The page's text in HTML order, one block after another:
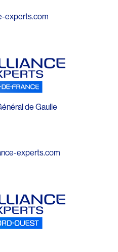
experts.com
de Gaulle
experts.com